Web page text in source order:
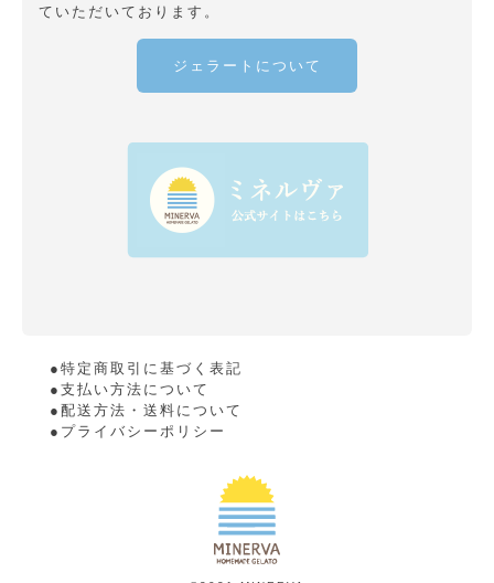
ていただいております。
ジェラートについて
●特定商取引に基づく表記
●支払い方法について
●配送方法・送料について
●プライバシーポリシー